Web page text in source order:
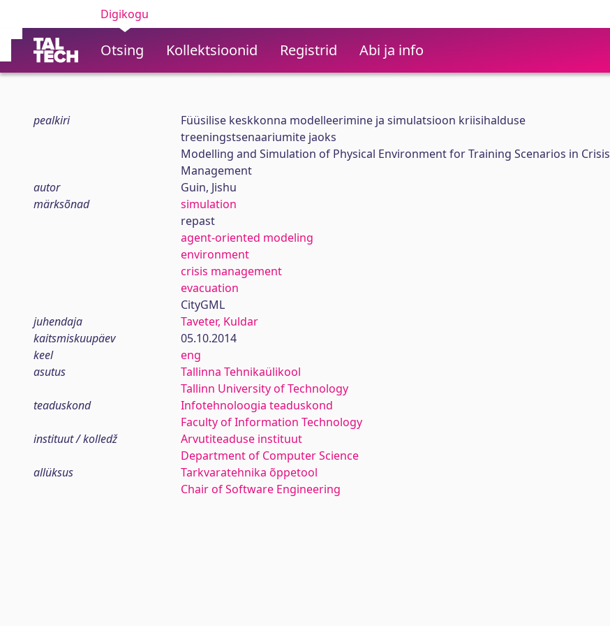
Digikogu
Otsing Kollektsioonid Registrid Abi ja info
pealkiri
Füüsilise keskkonna modelleerimine ja simulatsioon kriisihalduse
treeningstsenaariumite jaoks
Modelling and Simulation of Physical Environment for Training Scenarios in Crisis
Management
autor
Guin, Jishu
märksõnad
simulation
repast
agent-oriented modeling
environment
crisis management
evacuation
CityGML
juhendaja
Taveter, Kuldar
kaitsmiskuupäev
05.10.2014
keel
eng
asutus
Tallinna Tehnikaülikool
Tallinn University of Technology
teaduskond
Infotehnoloogia teaduskond
Faculty of Information Technology
instituut / kolledž
Arvutiteaduse instituut
Department of Computer Science
allüksus
Tarkvaratehnika õppetool
Chair of Software Engineering